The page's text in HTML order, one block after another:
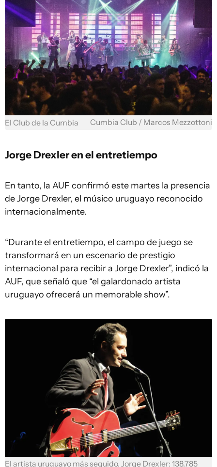
El Club de la Cumbia Cumbia Club / Marcos Mezzottoni
Jorge Drexler en el entretiempo
En tanto, la AUF confirmó este martes la presencia
de Jorge Drexler, el músico uruguayo reconocido
internacionalmente.
“Durante el entretiempo, el campo de juego se
transformará en un escenario de prestigio
internacional para recibir a Jorge Drexler”, indicó la
AUF, que señaló que “el galardonado artista
uruguayo ofrecerá un memorable show”.
El artista uruguayo más seguido, Jorge Drexler: 138.785